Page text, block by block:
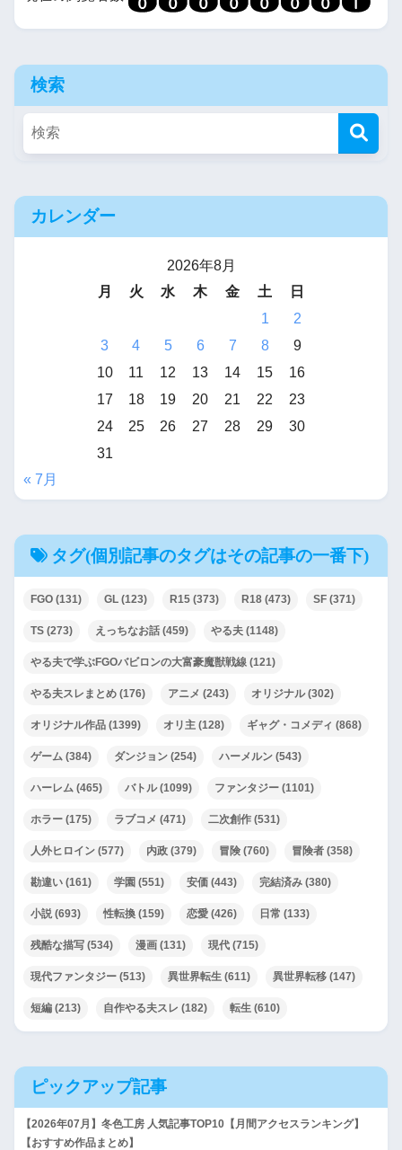
検索
カレンダー
2026年8月
月
火 水 木 金 土
日
1
2
3
4 5 6 7 8
9
10
11 12 13 14 15
16
17
18 19 20 21 22
23
24
25 26 27 28 29
30
31
« 7月
タグ(個別記事のタグはその記事の一番下)
FGO (131) GL (123) R15 (373) R18 (473) SF (371)
TS (273) えっちなお話 (459) やる夫 (1148)
やる夫で学ぶFGOバビロンの大富豪魔獣戦線 (121)
やる夫スレまとめ (176) アニメ (243) オリジナル(302)
オリジナル作品 (1399) オリ主 (128) ギャグ・コメディ (868)
ゲーム (384) ダンジョン (254) ハーメルン (543)
ハーレム (465) バトル(1099) ファンタジー (1101)
ホラー (175) ラブコメ (471) 二次創作 (531)
人外ヒロイン (577) 内政 (379) 冒険 (760) 冒険者 (358)
勘違い (161) 学園 (551) 安価 (443) 完結済み (380)
小説(693) 性転換 (159) 恋愛 (426) 日常 (133)
残酷な描写 (534) 漫画 (131) 現代 (715)
現代ファンタジー (513) 異世界転生 (611) 異世界転移 (147)
短編 (213) 自作やる夫スレ (182) 転生 (610)
ピックアップ記事
【2026年07月】冬色工房 人気記事TOP10【月間アクセスランキング】
【おすすめ作品まとめ】